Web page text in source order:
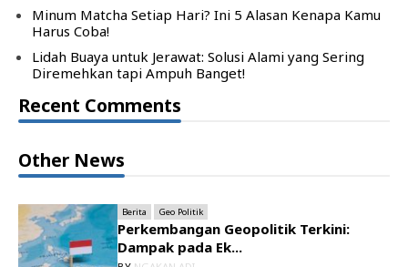
Minum Matcha Setiap Hari? Ini 5 Alasan Kenapa Kamu
Harus Coba!
Lidah Buaya untuk Jerawat: Solusi Alami yang Sering
Diremehkan tapi Ampuh Banget!
Recent Comments
Other News
Berita Geo Politik
Perkembangan Geopolitik Terkini:
Dampak pada Ek...